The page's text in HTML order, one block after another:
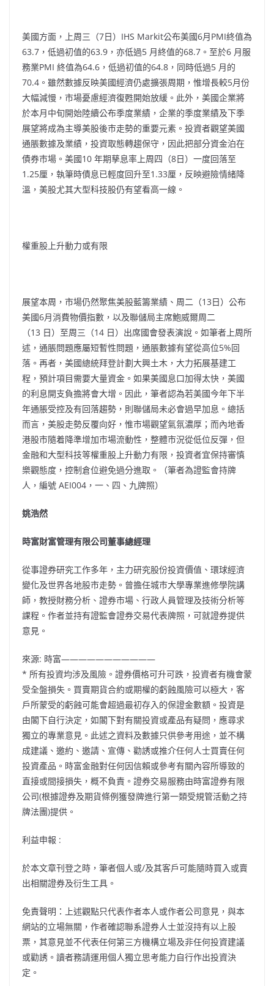
美國方面，上周三（7日）IHS Markit公布美國6月PMI終值為
63.7，低過初值的63.9，亦低過5 月終值的68.7。至於6 月服
務業PMI 終值為64.6，低過初值的64.8，同時低過5 月的
70.4。雖然數據反映美國經濟仍處擴張周期，惟增長較5月份
大幅減慢，市場憂慮經濟復甦開始放緩。此外，美國企業將
於本月中旬開始陸續公布季度業績，企業的季度業績及下季
展望將成為主導美股後巿走勢的重要元素。投資者觀望美國
通脹數據及業績，投資取態轉趨保守，因此把部分資金泊在
債券巿場。美國10 年期孳息率上周四（8日）一度回落至
1.25厘，執筆時債息已輕度回升至1.33厘，反映避險情緒降
溫，美股尤其大型科技股仍有望看高一線。
權重股上升動力或有限
展望本周，市場仍然聚焦美股藍籌業績、周二（13日）公布
美國6月消費物價指數，以及聯儲局主席鮑威爾周二
（13 日）至周三（14 日）出席國會發表演說。如筆者上周所
述，通脹問題應屬短暫性問題，通脹數據有望從高位5%回
落。再者，美國總統拜登計劃大興土木，大力拓展基建工
程，預計項目需要大量資金。如果美國息口加得太快，美國
的利息開支負擔將會大增。因此，筆者認為若美國今年下半
年通脹受控及有回落趨勢，則聯儲局未必會過早加息。總括
而言，美股走勢反覆向好，惟市場觀望氣氛濃厚；而內地香
港股市隨着降準增加市場流動性，整體市況從低位反彈，但
金融和大型科技等權重股上升動力有限，投資者宜保持審慎
樂觀態度，控制倉位避免過分進取。（筆者為證監會持牌
人，編號 AEI004，一、四、九牌照）
姚浩然
時富財富管理有限公司董事總經理
從事證券研究工作多年，主力研究股份投資價值、環球經濟
變化及世界各地股市走勢。曾擔任城巿大學專業進修學院講
師，教授財務分析、證券市場、行政人員管理及技術分析等
課程。作者並持有證監會證券交易代表牌照，可就證券提供
意見。
來源: 時富———————————
* 所有投資均涉及風險。證券價格可升可跌，投資者有機會蒙
受全盤損失。買賣期貨合約或期權的虧蝕風險可以極大，客
戶所蒙受的虧蝕可能會超過最初存入的保證金數額。投資是
由閣下自行決定，如閣下對有關投資或產品有疑問，應尋求
獨立的專業意見。此述之資料及數據只供參考用途，並不構
成建議、邀約、邀請、宣傳、勸誘或推介任何人士買賣任何
投資產品。時富金融對任何因信賴或參考有關內容所導致的
直接或間接損失，概不負責。證券交易服務由時富證券有限
公司(根據證券及期貨條例獲發牌進行第一類受規管活動之持
牌法團)提供。
利益申報 :
於本文章刊登之時，筆者個人或/及其客戶可能隨時買入或賣
出相關證券及衍生工具。
免責聲明：上述觀點只代表作者本人或作者公司意見，與本
網站的立場無關，作者確認聯系證券人士並沒持有以上股
票，其意見並不代表任何第三方機構立場及非任何投資建議
或勸誘。讀者務請運用個人獨立思考能力自行作出投資決
定。